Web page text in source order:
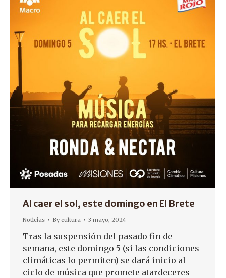
Al caer el sol, este domingo en El Brete
Noticias Bycultura 3 mayo, 2024
Tras la suspensión del pasado fin de
semana, este domingo 5 (si las condiciones
climáticas lo permiten) se dará inicio al
ciclo de música que promete atardeceres